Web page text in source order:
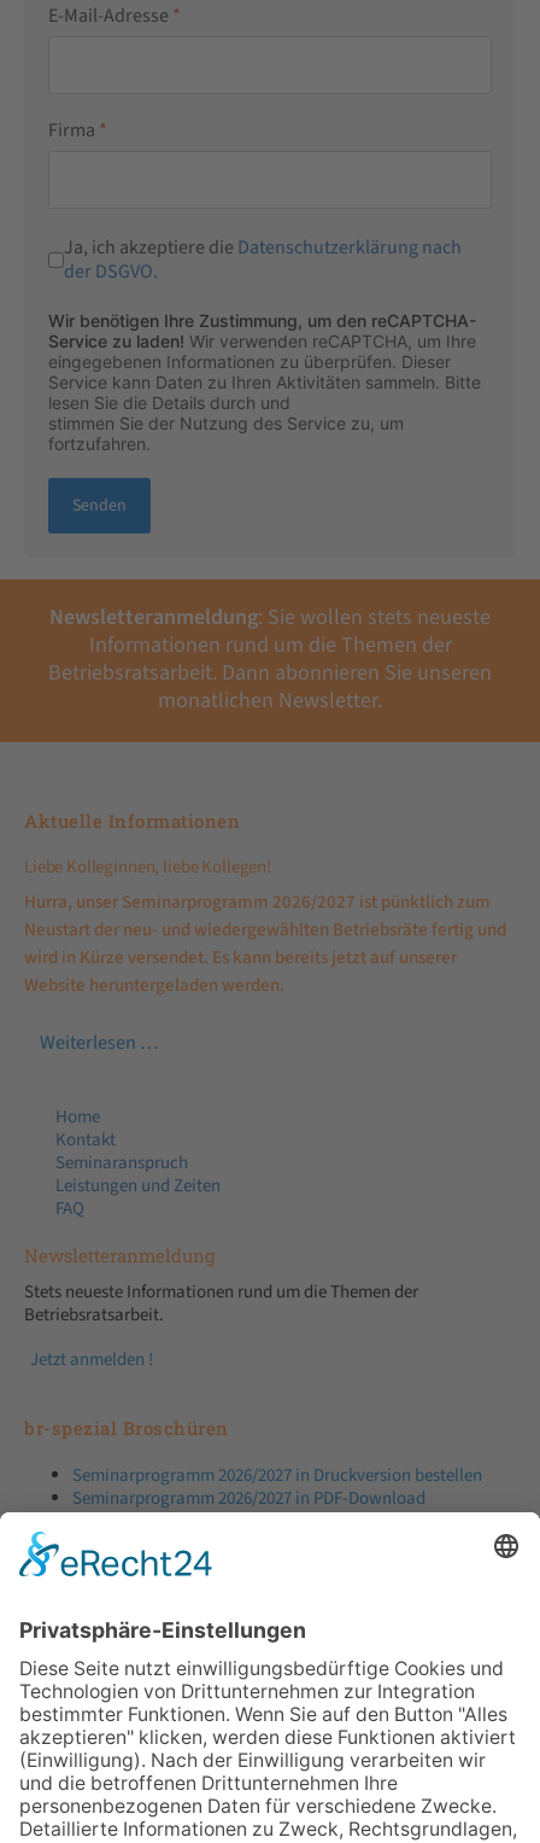
E-Mail-Adresse *
Firma *
Ja, ich akzeptiere die Datenschutzerklärung nach
der DSGVO.
reCAPTCHA*
Wir benötigen Ihre Zustimmung, um den reCAPTCHA-
Service zu laden! Wir verwenden reCAPTCHA, um Ihre
eingegebenen Informationen zu überprüfen. Dieser
Service kann Daten zu Ihren Aktivitäten sammeln. Bitte
lesen Sie die Details durch und
stimmen Sie der Nutzung des Service zu , um
fortzufahren.
Senden
Newsletteranmeldung: Sie wollen stets neueste
Informationen rund um die Themen der
Betriebsratsarbeit. Dann abonnieren Sie unseren
monatlichen Newsletter.
Aktuelle Informationen
Liebe Kolleginnen, liebe Kollegen!
Hurra, unser Seminarprogramm 2026/2027 ist pünktlich zum
Neustart der neu- und wiedergewählten Betriebsräte fertig und
wird in Kürze versendet. Es kann bereits jetzt auf unserer
Website heruntergeladen werden.
Weiterlesen …
Home
Kontakt
Seminaranspruch
Leistungen und Zeiten
FAQ
Newsletter­anmeldung
Stets neueste Informationen rund um die Themen der
Betriebsratsarbeit.
Jetzt anmelden !
br-spezial Broschüren
Seminarprogramm 2026/2027 in Druckversion bestellen
Seminarprogramm 2026/2027 in PDF-Download
97,7 % mit dem Prädikat sehr gut
2,1 %
gut
0,2 %
befriedigend
Impressum
AGB